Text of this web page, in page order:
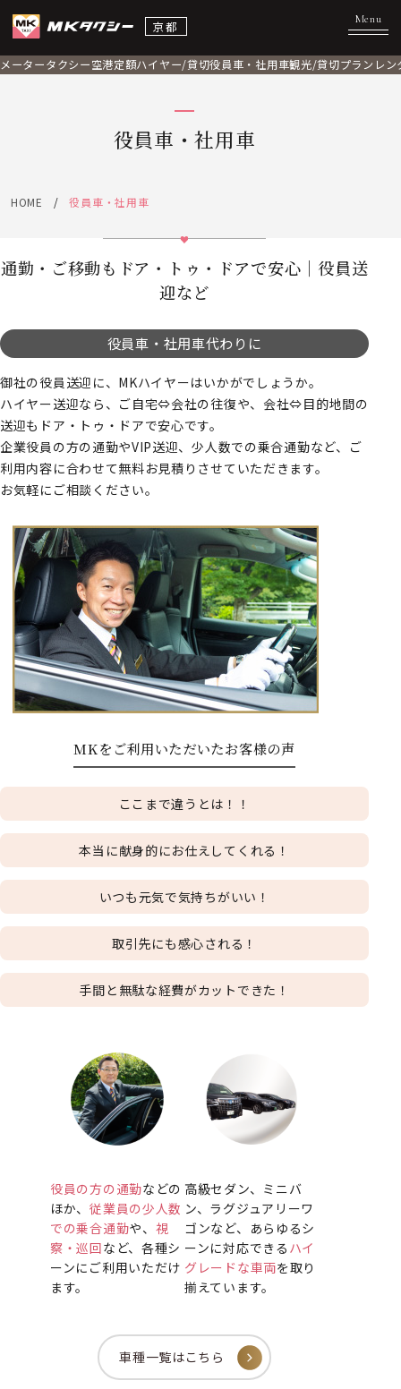
京都
メータータクシー空港定額ハイヤー/貸切役員車・社用車観光/貸切プラン レ
役員車・社用車
HOME 役員車・社用車
通勤・ご移動もドア・トゥ・ドアで安心｜役員送
迎など
役員車・社用車代わりに
御社の役員送迎に、MKハイヤーはいかがでしょうか。
ハイヤー送迎なら、ご自宅⇔会社の往復や、会社⇔目的地間の
送迎もドア・トゥ・ドアで安心です。
企業役員の方の通勤やVIP送迎、少人数での乗合通勤など、ご
利用内容に合わせて無料お見積りさせていただきます。
お気軽にご相談ください。
MKをご利用いただいたお客様の声
ここまで違うとは！！
本当に献身的にお仕えしてくれる！
いつも元気で気持ちがいい！
取引先にも感心される！
手間と無駄な経費がカットできた！
役員の方の通勤などの
ほか、従業員の少人数
での乗合通勤や、 視
察・巡回など、各種シ
ーンにご利用いただけ
ます。
高級セダン、ミニバ
ン、ラグジュアリーワ
ゴンなど、あらゆるシ
ーンに対応できる ハイ
グレードな車両を取り
揃えています。
車種一覧はこちら